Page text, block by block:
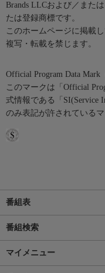
Brands LLCおよび／また
たは登録商標です。
このホームページに掲載
複写・転載を禁じます。
Official Program Data Mark
このマークは「Official
式情報である「SI(Service
のみ表記が許されているマ
番組表
番組検索
マイメニュー